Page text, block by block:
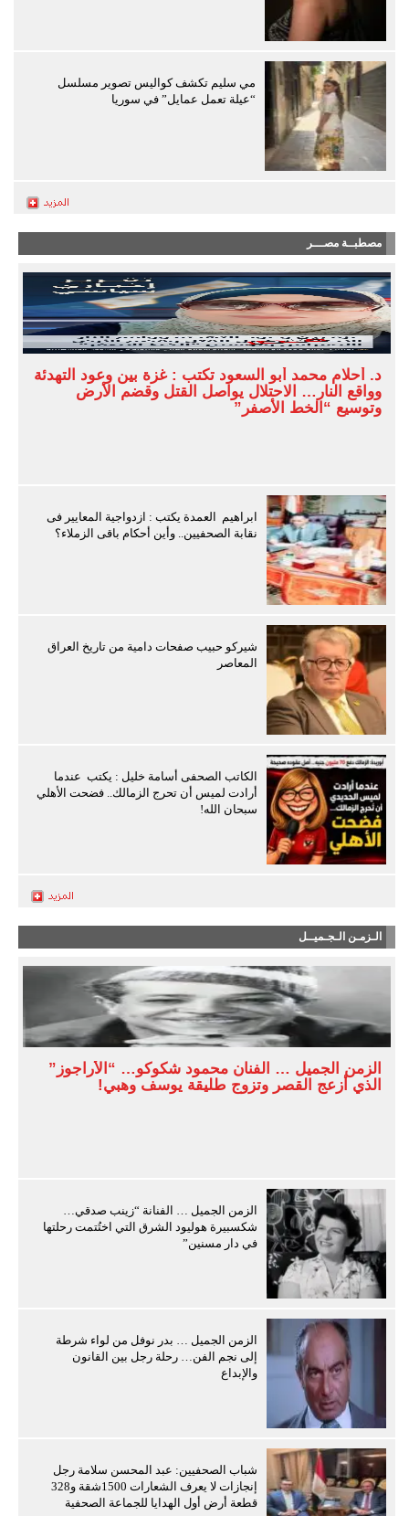
مي سليم تكشف كواليس تصوير مسلسل
“عيلة تعمل عمايل” في سوريا
مصطبــة مصـــر
د. أحلام محمد أبو السعود تكتب : غزة بين وعود التهدئة
وواقع النار… الاحتلال يواصل القتل وقضم الأرض
وتوسيع “الخط الأصفر”
ابراهيم العمدة يكتب : ازدواجية المعايير فى
نقابة الصحفيين.. وأين أحكام باقى الزملاء؟
شيركو حبيب صفحات دامية من تاريخ العراق
المعاصر
الكاتب الصحفى أسامة خليل : يكتب عندما
أرادت لميس أن تحرج الزمالك.. فضحت الأهلي
سبحان الله!
الـزمـن الـجـميــل
الزمن الجميل … الفنان محمود شكوكو… “الأراجوز”
الذي أزعج القصر وتزوج طليقة يوسف وهبي!
الزمن الجميل … الفنانة “زينب صدقي…
شكسبيرة هوليود الشرق التي اختُتمت رحلتها
في دار مسنين”
الزمن الجميل … بدر نوفل من لواء شرطة
إلى نجم الفن… رحلة رجل بين القانون
والإبداع
شباب الصحفيين: عبد المحسن سلامة رجل
إنجازات لا يعرف الشعارات 1500شقة و328
قطعة أرض أول الهدايا للجماعة الصحفية